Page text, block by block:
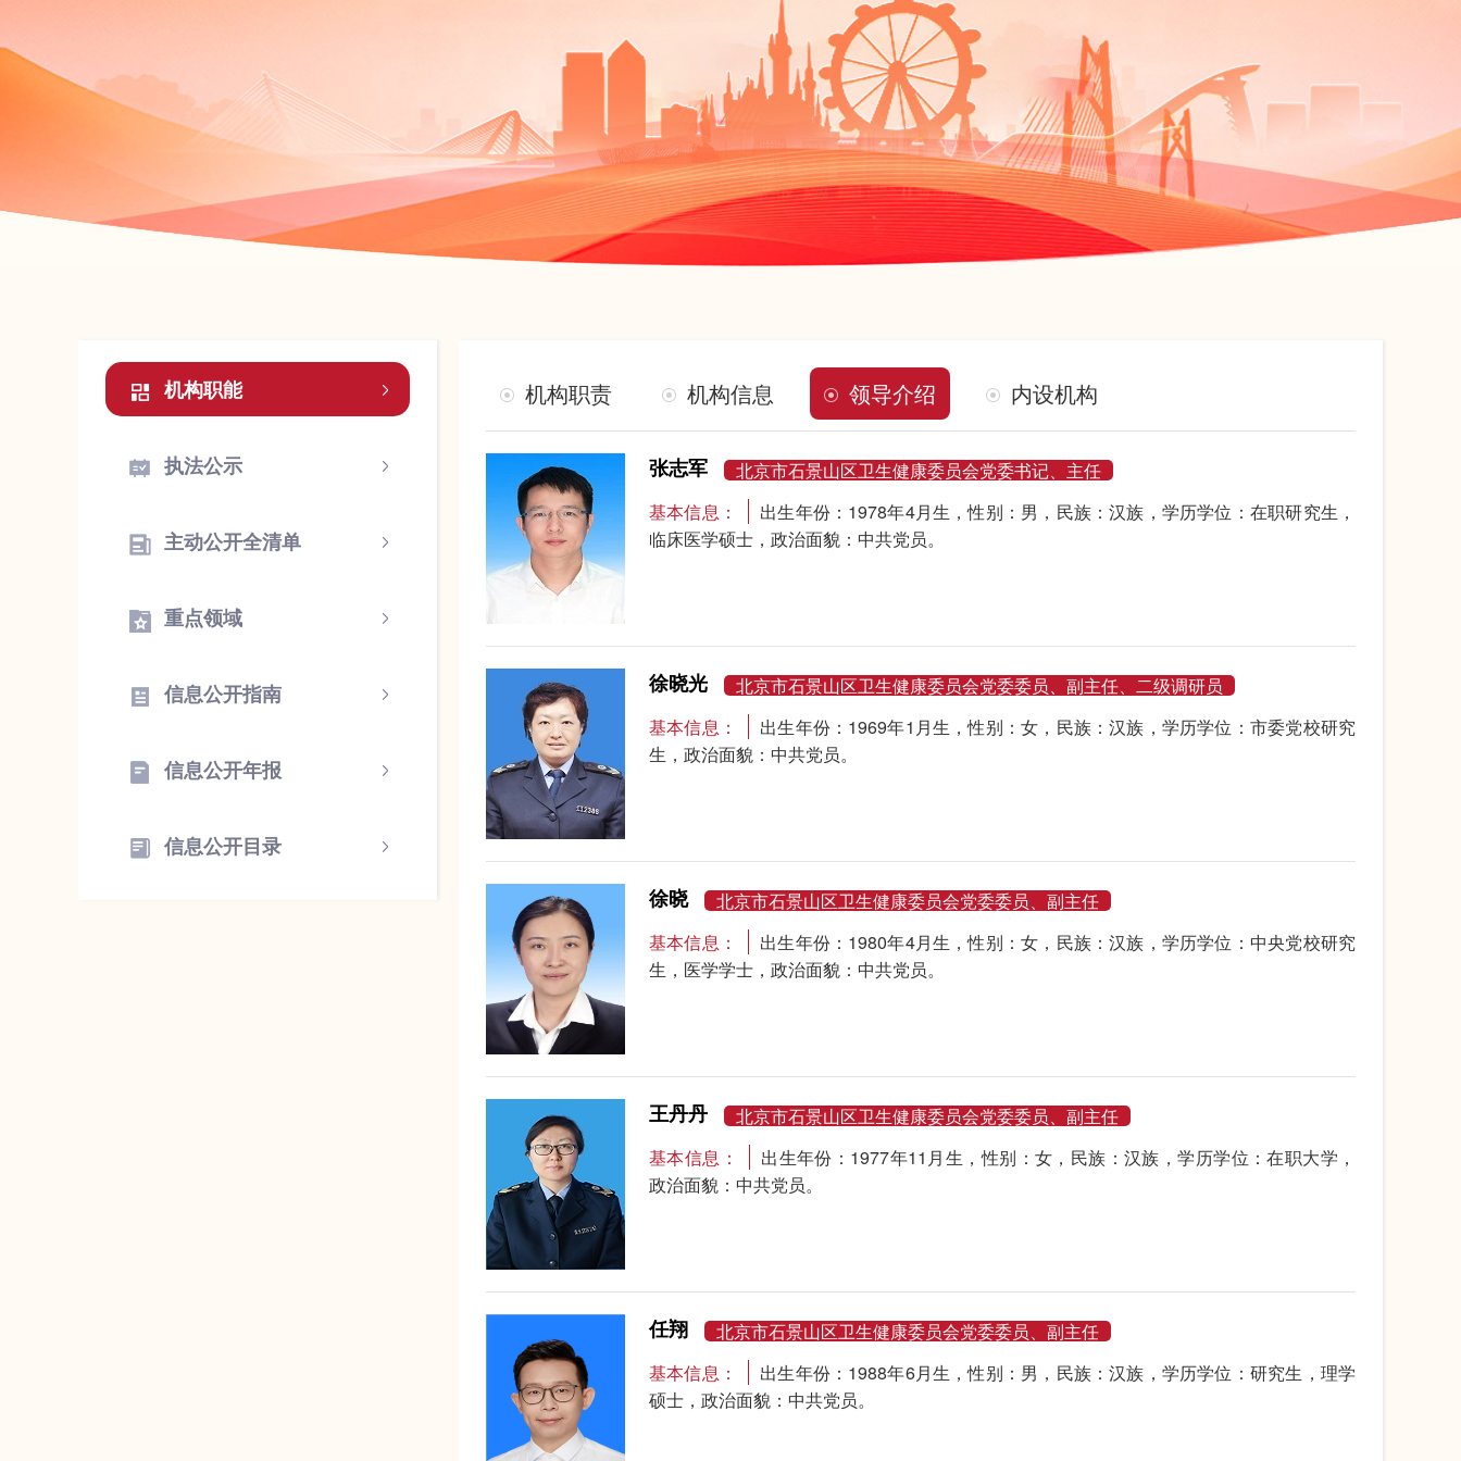
机构职能
执法公示
主动公开全清单
重点领域
信息公开指南
信息公开年报
信息公开目录
机构职责 机构信息 领导介绍 内设机构
张志军
北京市石景山区卫生健康委员会党委书记、主任
基本信息：
出生年份：1978年4月生，性别：男，民族：汉族，学历学位：在职研究生，
临床医学硕士，政治面貌：中共党员。
徐晓光
北京市石景山区卫生健康委员会党委委员、副主任、二级调研员
基本信息：
出生年份：1969年1月生，性别：女，民族：汉族，学历学位：市委党校研究
生，政治面貌：中共党员。
徐晓
北京市石景山区卫生健康委员会党委委员、副主任
基本信息：
出生年份：1980年4月生，性别：女，民族：汉族，学历学位：中央党校研究
生，医学学士，政治面貌：中共党员。
王丹丹
北京市石景山区卫生健康委员会党委委员、副主任
基本信息：
出生年份：1977年11月生，性别：女，民族：汉族，学历学位：在职大学，
政治面貌：中共党员。
任翔
北京市石景山区卫生健康委员会党委委员、副主任
基本信息：
出生年份：1988年6月生，性别：男，民族：汉族，学历学位：研究生，理学
硕士，政治面貌：中共党员。